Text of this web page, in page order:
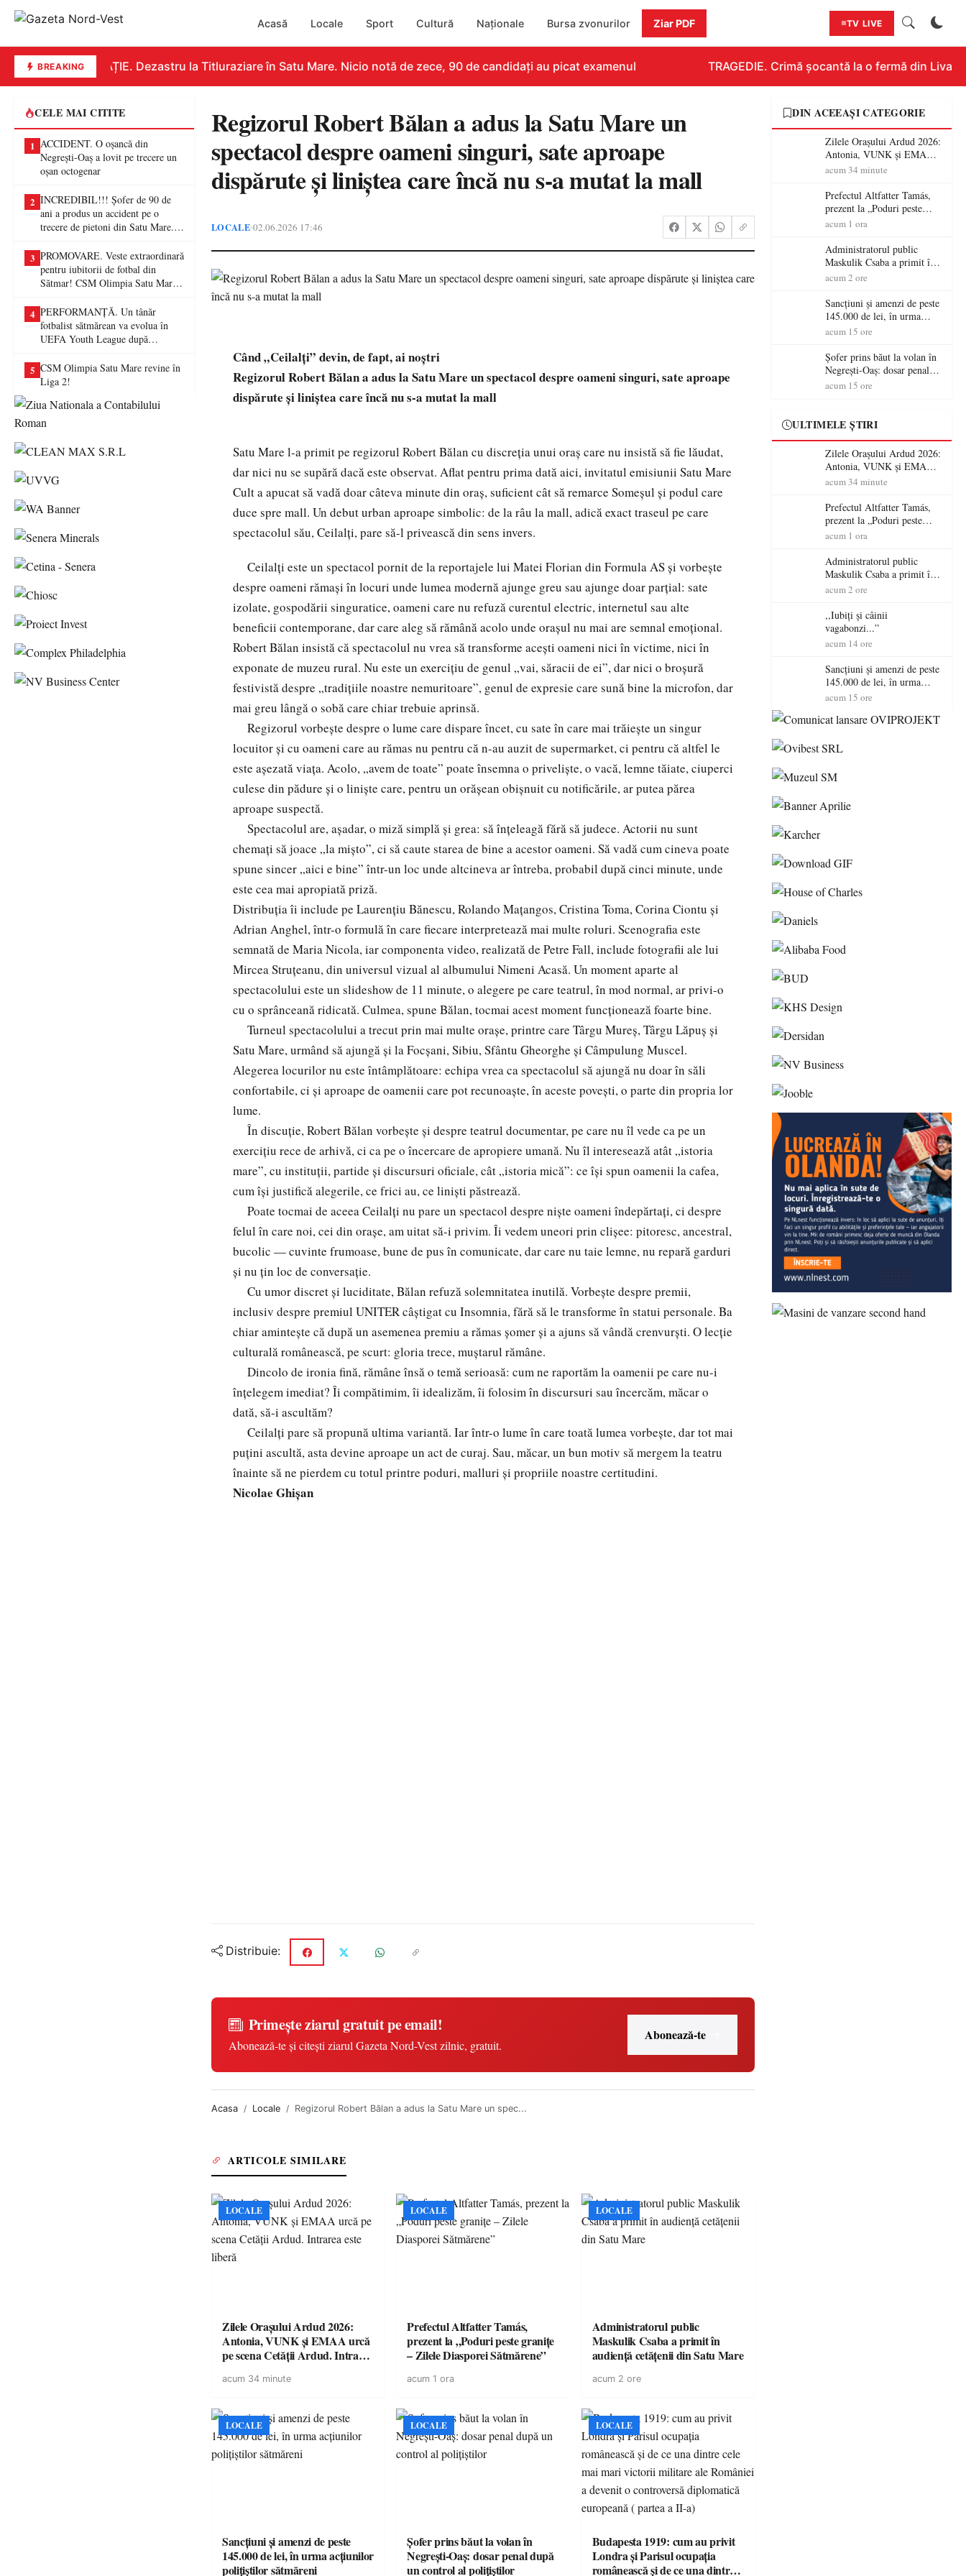
Acasă Locale Sport Cultură Naționale Bursa zvonurilor Ziar PDF TV LIVE
BREAKING
EDUCAȚIE. Dezastru la Titluraziare în Satu Mare. Nicio notă de zece, 90 de candidați au picat examenul TRAGEDIE. Crimă șocantă la o fermă din
CELE MAI CITITE
1 ACCIDENT. O oșancă din
Negrești-Oaș a lovit pe trecere un
oșan octogenar
2 INCREDIBIL!!! Șofer de 90 de
ani a produs un accident pe o
trecere de pietoni din Satu Mare. O
3 PROMOVARE. Veste extraordinară
pentru iubitorii de fotbal din
Sătmar! CSM Olimpia Satu Mare
4 PERFORMANȚĂ. Un tânăr
fotbalist sătmărean va evolua în
UEFA Youth League după
5 CSM Olimpia Satu Mare revine în
Liga 2!
Regizorul Robert Bălan a adus la Satu Mare un
spectacol despre oameni singuri, sate aproape
dispărute și liniștea care încă nu s-a mutat la mall
LOCALE•02.06.2026 17:46
Când „Ceilalți” devin, de fapt, ai noștri
Regizorul Robert Bălan a adus la Satu Mare un spectacol despre oameni singuri, sate aproape
dispărute și liniștea care încă nu s-a mutat la mall
Satu Mare l-a primit pe regizorul Robert Bălan cu discreția unui oraș care nu insistă să fie lăudat,
dar nici nu se supără dacă este observat. Aflat pentru prima dată aici, invitatul emisiunii Satu Mare
Cult a apucat să vadă doar câteva minute din oraș, suficient cât să remarce Someșul și podul care
duce spre mall. Un debut urban aproape simbolic: de la râu la mall, adică exact traseul pe care
spectacolul său, Ceilalți, pare să-l privească din sens invers.
Ceilalți este un spectacol pornit de la reportajele lui Matei Florian din Formula AS și vorbește
despre oameni rămași în locuri unde lumea modernă ajunge greu sau ajunge doar parțial: sate
izolate, gospodării singuratice, oameni care nu refuză curentul electric, internetul sau alte
beneficii contemporane, dar care aleg să rămână acolo unde orașul nu mai are semnal emoțional.
Robert Bălan insistă că spectacolul nu vrea să transforme acești oameni nici în victime, nici în
exponate de muzeu rural. Nu este un exercițiu de genul „vai, săracii de ei”, dar nici o broșură
festivistă despre „tradițiile noastre nemuritoare”, genul de expresie care sună bine la microfon, dar
mai greu lângă o sobă care chiar trebuie aprinsă.
Regizorul vorbește despre o lume care dispare încet, cu sate în care mai trăiește un singur
locuitor și cu oameni care au rămas nu pentru că n-au auzit de supermarket, ci pentru că altfel le
este așezată viața. Acolo, „avem de toate” poate însemna o priveliște, o vacă, lemne tăiate, ciuperci
culese din pădure și o liniște care, pentru un orășean obișnuit cu notificările, ar putea părea
aproape suspectă.
Spectacolul are, așadar, o miză simplă și grea: să înțeleagă fără să judece. Actorii nu sunt
chemați să joace „la mișto”, ci să caute starea de bine a acestor oameni. Să vadă cum cineva poate
spune sincer „aici e bine” într-un loc unde altcineva ar întreba, probabil după cinci minute, unde
este cea mai apropiată priză.
Distribuția îi include pe Laurențiu Bănescu, Rolando Mațangos, Cristina Toma, Corina Ciontu și
Adrian Anghel, într-o formulă în care fiecare interpretează mai multe roluri. Scenografia este
semnată de Maria Nicola, iar componenta video, realizată de Petre Fall, include fotografii ale lui
Mircea Struțeanu, din universul vizual al albumului Nimeni Acasă. Un moment aparte al
spectacolului este un slideshow de 11 minute, o alegere pe care teatrul, în mod normal, ar privi-o
cu o sprânceană ridicată. Culmea, spune Bălan, tocmai acest moment funcționează foarte bine.
Turneul spectacolului a trecut prin mai multe orașe, printre care Târgu Mureș, Târgu Lăpuș și
Satu Mare, urmând să ajungă și la Focșani, Sibiu, Sfântu Gheorghe și Câmpulung Muscel.
Alegerea locurilor nu este întâmplătoare: echipa vrea ca spectacolul să ajungă nu doar în săli
confortabile, ci și aproape de oamenii care pot recunoaște, în aceste povești, o parte din propria lor
lume.
În discuție, Robert Bălan vorbește și despre teatrul documentar, pe care nu îl vede ca pe un
exercițiu rece de arhivă, ci ca pe o încercare de apropiere umană. Nu îl interesează atât „istoria
mare”, cu instituții, partide și discursuri oficiale, cât „istoria mică”: ce își spun oamenii la cafea,
cum își justifică alegerile, ce frici au, ce liniști păstrează.
Poate tocmai de aceea Ceilalți nu pare un spectacol despre niște oameni îndepărtați, ci despre
felul în care noi, cei din orașe, am uitat să-i privim. Îi vedem uneori prin clișee: pitoresc, ancestral,
bucolic — cuvinte frumoase, bune de pus în comunicate, dar care nu taie lemne, nu repară garduri
și nu țin loc de conversație.
Cu umor discret și luciditate, Bălan refuză solemnitatea inutilă. Vorbește despre premii,
inclusiv despre premiul UNITER câștigat cu Insomnia, fără să le transforme în statui personale. Ba
chiar amintește că după un asemenea premiu a rămas șomer și a ajuns să vândă crenvurști. O lecție
culturală românească, pe scurt: gloria trece, muștarul rămâne.
Dincolo de ironia fină, rămâne însă o temă serioasă: cum ne raportăm la oamenii pe care nu-i
înțelegem imediat? Îi compătimim, îi idealizăm, îi folosim în discursuri sau încercăm, măcar o
dată, să-i ascultăm?
Ceilalți pare să propună ultima variantă. Iar într-o lume în care toată lumea vorbește, dar tot mai
puțini ascultă, asta devine aproape un act de curaj. Sau, măcar, un bun motiv să mergem la teatru
înainte să ne pierdem cu totul printre poduri, malluri și propriile noastre certitudini.
Nicolae Ghișan
Distribuie:
Primește ziarul gratuit pe email!
Abonează-te și citești ziarul Gazeta Nord-Vest zilnic, gratuit.
Abonează-te
Acasa Locale Regizorul Robert Bălan a adus la Satu Mare un spec...
ARTICOLE SIMILARE
LOCALE
Zilele Orașului Ardud 2026:
Antonia, VUNK și EMAA urcă
pe scena Cetății Ardud. Intrarea
acum 34 minute
LOCALE
Prefectul Altfatter Tamás,
prezent la „Poduri peste granițe
– Zilele Diasporei Sătmărene”
acum 1 ora
LOCALE
Administratorul public
Maskulik Csaba a primit în
audiență cetățenii din Satu Mare
acum 2 ore
LOCALE
Sancțiuni și amenzi de peste
145.000 de lei, în urma acțiunilor
polițiștilor sătmăreni
LOCALE
Șofer prins băut la volan în
Negrești-Oaș: dosar penal după
un control al polițiștilor
LOCALE
Budapesta 1919: cum au privit
Londra și Parisul ocupația
românească și de ce una dintre
DIN ACEEAȘI CATEGORIE
Zilele Orașului Ardud 2026:
Antonia, VUNK și EMAA
urcă pe scena Cetății Ardud.
acum 34 minute
Prefectul Altfatter Tamás,
prezent la „Poduri peste
granițe – Zilele Diasporei
acum 1 ora
Administratorul public
Maskulik Csaba a primit în
audiență cetățenii din Satu
acum 2 ore
Sancțiuni și amenzi de peste
145.000 de lei, în urma
acțiunilor polițiștilor
acum 15 ore
Șofer prins băut la volan în
Negrești-Oaș: dosar penal
după un control al
acum 15 ore
ULTIMELE ȘTIRI
Zilele Orașului Ardud 2026:
Antonia, VUNK și EMAA
urcă pe scena Cetății Ardud.
acum 34 minute
Prefectul Altfatter Tamás,
prezent la „Poduri peste
granițe – Zilele Diasporei
acum 1 ora
Administratorul public
Maskulik Csaba a primit în
audiență cetățenii din Satu
acum 2 ore
,,Iubiți și câinii
vagabonzi...”
acum 14 ore
Sancțiuni și amenzi de peste
145.000 de lei, în urma
acțiunilor polițiștilor
acum 15 ore